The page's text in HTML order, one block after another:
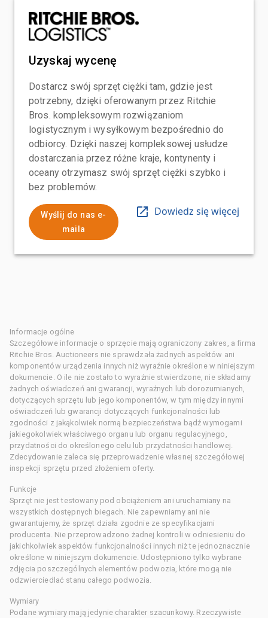
Uzyskaj wycenę
Dostarcz swój sprzęt ciężki tam, gdzie jest
potrzebny, dzięki oferowanym przez Ritchie
Bros. kompleksowym rozwiązaniom
logistycznym i wysyłkowym bezpośrednio do
odbiorcy. Dzięki naszej kompleksowej usłudze
dostarczania przez różne kraje, kontynenty i
oceany otrzymasz swój sprzęt ciężki szybko i
bez problemów.
Wyślij do nas e-
maila
Dowiedz się więcej
Informacje ogólne
Szczegółowe informacje o sprzęcie mają ograniczony zakres, a firma
Ritchie Bros. Auctioneers nie sprawdzała żadnych aspektów ani
komponentów urządzenia innych niż wyraźnie określone w niniejszym
dokumencie. O ile nie zostało to wyraźnie stwierdzone, nie składamy
żadnych oświadczeń ani gwarancji, wyraźnych lub dorozumianych,
dotyczących sprzętu lub jego komponentów, w tym między innymi
oświadczeń lub gwarancji dotyczących funkcjonalności lub
zgodności z jakąkolwiek normą bezpieczeństwa bądź wymogami
jakiegokolwiek właściwego organu lub organu regulacyjnego,
przydatności do określonego celu lub przydatności handlowej.
Zdecydowanie zaleca się przeprowadzenie własnej szczegółowej
inspekcji sprzętu przed złożeniem oferty.
Funkcje
Sprzęt nie jest testowany pod obciążeniem ani uruchamiany na
wszystkich dostępnych biegach. Nie zapewniamy ani nie
gwarantujemy, że sprzęt działa zgodnie ze specyfikacjami
producenta. Nie przeprowadzono żadnej kontroli w odniesieniu do
jakichkolwiek aspektów funkcjonalności innych niż te jednoznacznie
określone w niniejszym dokumencie. Udostępniono tylko wybrane
zdjęcia poszczególnych elementów podwozia, które mogą nie
odzwierciedlać stanu całego podwozia.
Wymiary
Podane wymiary mają jedynie charakter szacunkowy. Rzeczywiste